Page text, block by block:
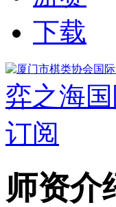
下载
弈之海
订阅
师资介